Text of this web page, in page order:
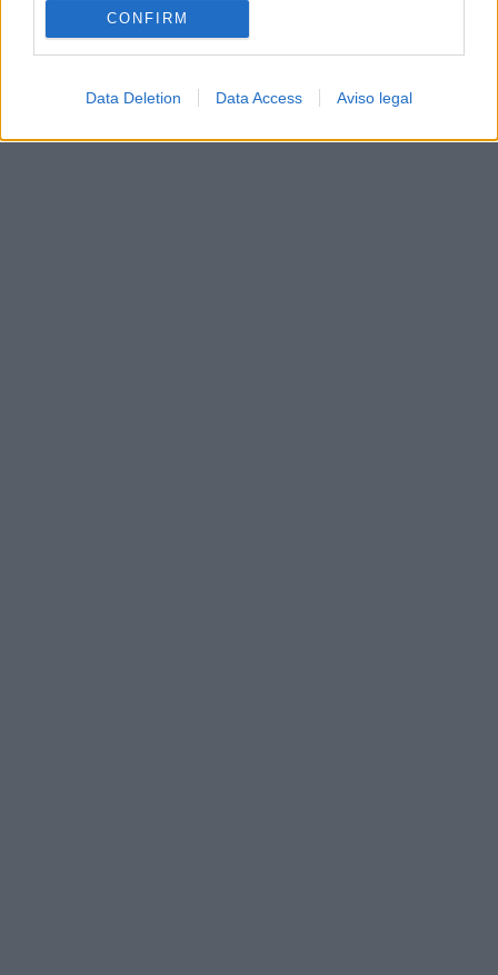
CONFIRM
Data Deletion Data Access Aviso legal